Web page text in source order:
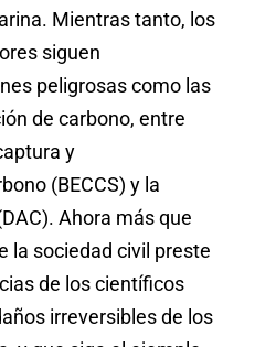
Mientras tanto, los
siguen
peligrosas como las
de carbono, entre
y
(BECCS) y la
Ahora más que
la sociedad civil preste
de los científicos
irreversibles de los